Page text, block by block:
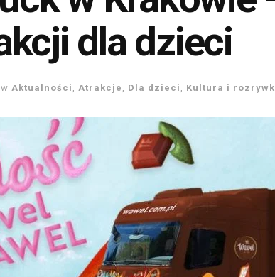
dla dzieci
w Aktualności , Atrakcje , Dla dzieci , Kultura i